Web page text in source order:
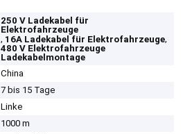
250 V Ladekabel für
Elektrofahrzeuge
, 16A Ladekabel für Elektrofahrzeuge,
480 V Elektrofahrzeuge
Ladekabelmontage
China
7 bis 15 Tage
Linke
1000 m